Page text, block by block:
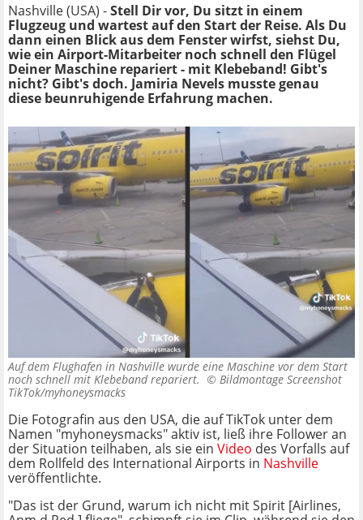
Nashville (USA) -Stell Dir vor, Du sitzt in einem
Flugzeug und wartest auf den Start der Reise. Als Du
dann einen Blick aus dem Fenster wirfst, siehst Du,
wie ein Airport-Mitarbeiter noch schnell den Flügel
Deiner Maschine repariert - mit Klebeband! Gibt's
nicht? Gibt's doch. Jamiria Nevels musste genau
diese beunruhigende Erfahrung machen.
Auf dem Flughafen in Nashville wurde eine Maschine vor dem Start
noch schnell mit Klebeband repariert. © Bildmontage Screenshot
TikTok/myhoneysmacks
Die Fotografin aus den USA, die auf TikTok unter dem
Namen "myhoneysmacks" aktiv ist, ließ ihre Follower an
der Situation teilhaben, als sie ein Video des Vorfalls auf
dem Rollfeld des International Airports in Nashville
veröffentlichte.
"Das ist der Grund, warum ich nicht mit Spirit [Airlines,